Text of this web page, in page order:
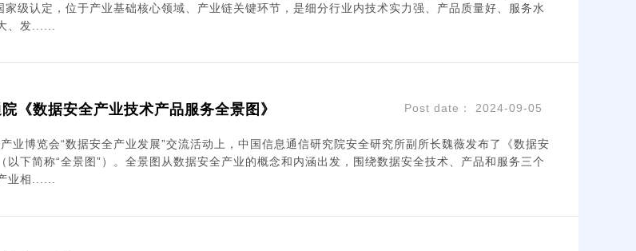
家级认定，位于产业基础核心领域、产业链关键环节，是细分行业内技术实力强、产品质量好、服务水
、发......
《数据安全产业技术产品服务全景图》 Post date： 2024-09-05
业博览会“数据安全产业发展”交流活动上，中国信息通信研究院安全研究所副所长魏薇发布了《数据安
以下简称“全景图”）。全景图从数据安全产业的概念和内涵出发，围绕数据安全技术、产品和服务三个
业相......